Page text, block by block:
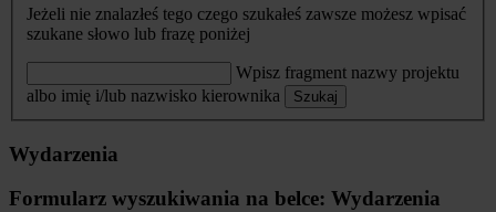
Jeżeli nie znalazłeś tego czego szukałeś zawsze możesz wpisać
szukane słowo lub frazę poniżej
Wpisz fragment nazwy projektu
albo imię i/lub nazwisko kierownika
Szukaj
Wydarzenia
Formularz wyszukiwania na belce: Wydarzenia